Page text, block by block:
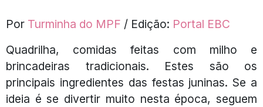
Por Turminha do MPF / Edição: Portal EBC
Quadrilha, comidas feitas com milho e
brincadeiras tradicionais. Estes são os
principais ingredientes das festas juninas. Se a
ideia é se divertir muito nesta época, seguem